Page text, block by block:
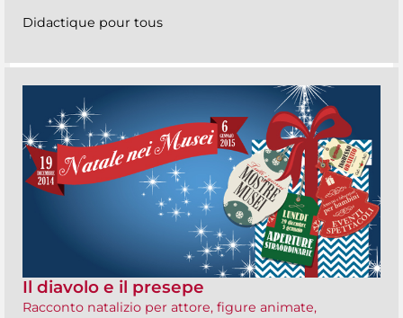
Didactique pour tous
Il diavolo e il presepe
Racconto natalizio per attore, figure animate,